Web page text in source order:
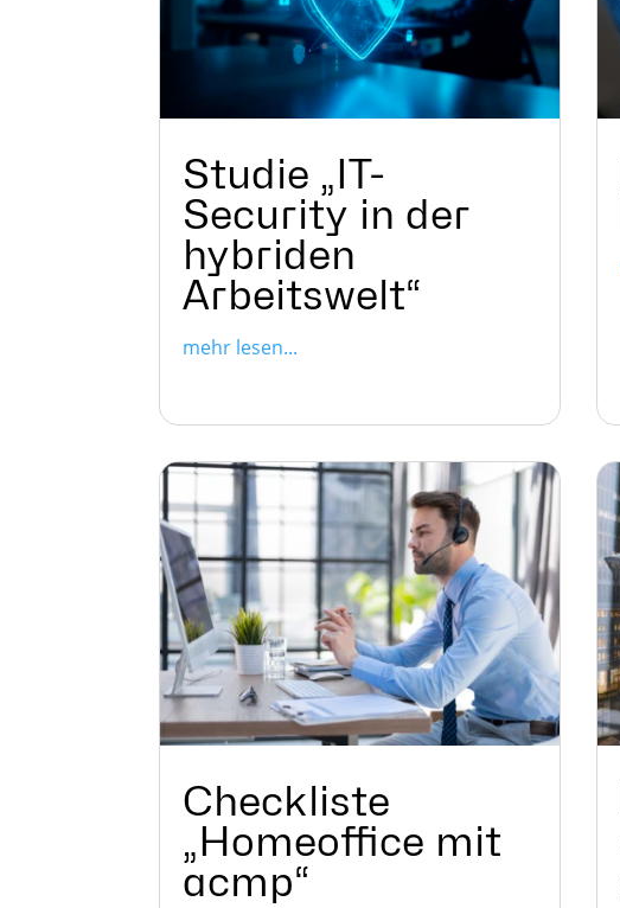
Studie „IT-
Security in der
hybriden
Arbeitswelt“
mehr lesen...
Checkliste
„Homeoffice mit
acmp“